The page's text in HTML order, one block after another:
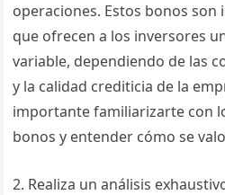
operaciones. Estos bonos
que ofrecen a los inversores
variable, dependiendo de las
y la calidad crediticia de la
importante familiarizarte con
bonos y entender cómo se
2. Realiza un análisis